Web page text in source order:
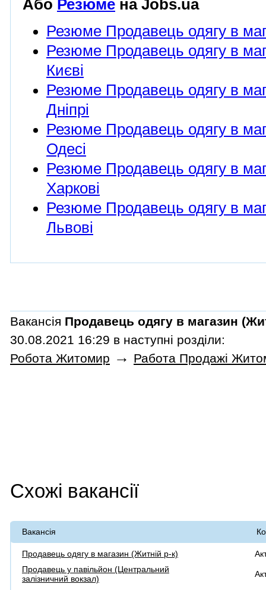
Або Резюме на Jobs.ua
Резюме Продавець одягу в
Резюме Продавець одягу в
Києві
Резюме Продавець одягу в
Дніпрі
Резюме Продавець одягу в
Одесі
Резюме Продавець одягу в
Харкові
Резюме Продавець одягу в
Львові
Вакансія Продавець одягу в магазин
30.08.2021 16:29 в наступні розділи:
Робота Житомир → Работа Продажі
Схожі вакансії
Вакансія
Продавець одягу в магазин (Житній р-к)
Продавець у павільйон (Центральний
залізничний вокзал)